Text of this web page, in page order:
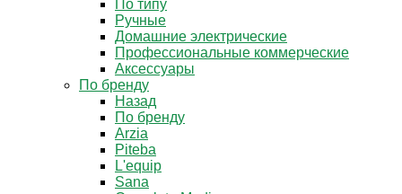
По типу
Ручные
Домашние электрические
Профессиональные коммерческие
Аксессуары
По бренду
Назад
По бренду
Arzia
Piteba
L'equip
Sana